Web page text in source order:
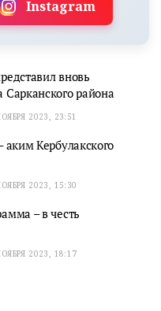
Instagram
вновь
Сарканского района
2023, 23:51
аким Кербулакского
2023, 15:30
– в честь
2023, 18:17